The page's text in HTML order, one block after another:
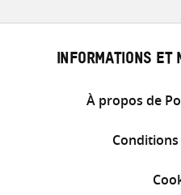
INFORMATIONS ET
À propos de